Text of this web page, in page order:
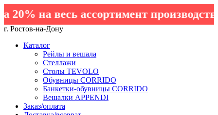
на весь ассортимент
г. Ростов-на-Дону
Каталог
Рейлы и вешала
Стеллажи
Столы TEVOLO
Обувницы CORRIDO
Банкетки-обувницы CORRIDO
Вешалки APPENDI
Заказ/оплата